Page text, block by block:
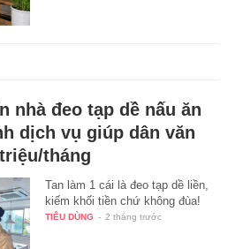
nhà đeo tạp dề nấu ăn
dịch vụ giúp dân văn
tháng
Tan làm 1 cái là đeo tạp dề liền,
kiếm khối tiền chứ không đùa!
TIÊU DÙNG - 2 tháng trước